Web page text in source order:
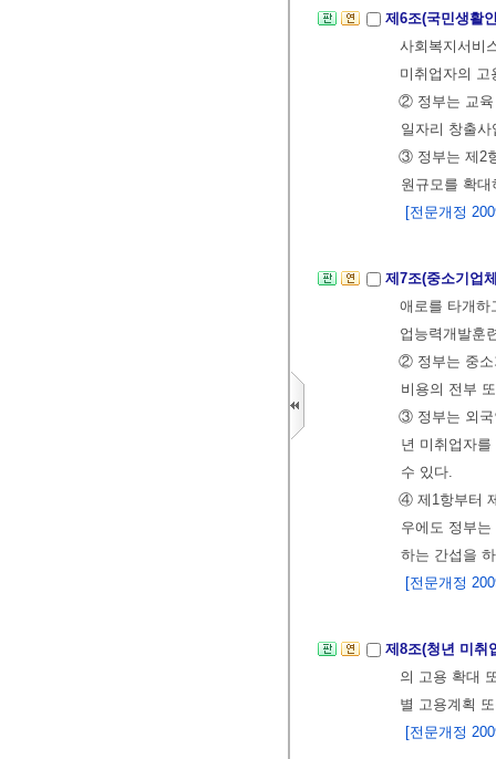
제6조(국민생활
사회복지서비
미취업자의 고
② 정부는 교육
일자리 창출
③ 정부는 제2
원규모를 확
[전문개정
제7조(중소기업
애로를 타개하
업능력개발훈
② 정부는 중소
비용의 전부
③ 정부는 외국
년 미취업자
수 있다.
④ 제1항부터
우에도 정부
하는 간섭을
[전문개정
제8조(청년 미취
의 고용 확대
별 고용계획
[전문개정